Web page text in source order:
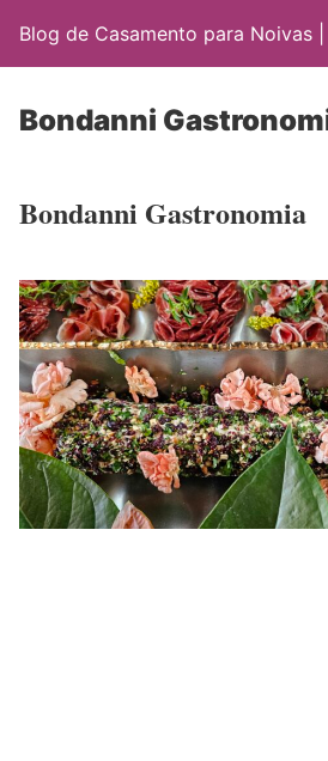
Blog de Casamento para Noivas
Bondanni
Bondanni Gastronomia